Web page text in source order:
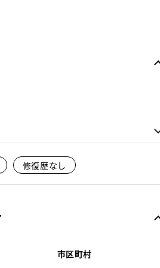
修復歴なし
市区町村